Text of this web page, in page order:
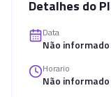
Detalhes do
Data
Não informado
Horario
Não informado